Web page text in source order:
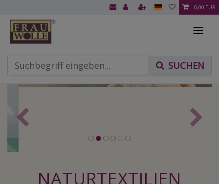
0,00 EUR
Zurück
NATURTEXTILIEN